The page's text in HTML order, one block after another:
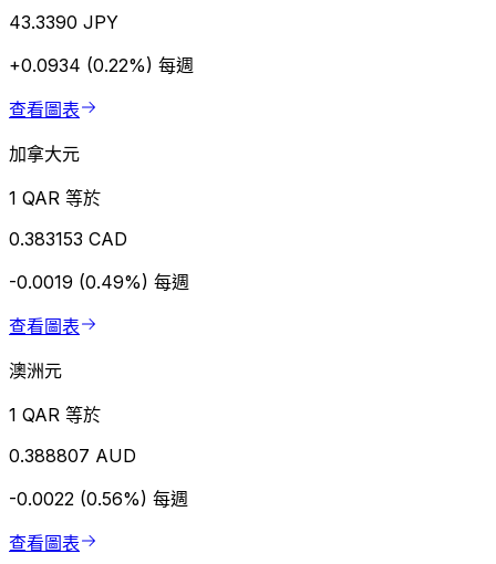
43.3390 JPY
+0.0934 (0.22%) 每週
查看圖表
加拿大元
1 QAR 等於
0.383153 CAD
-0.0019 (0.49%) 每週
查看圖表
澳洲元
1 QAR 等於
0.388807 AUD
-0.0022 (0.56%) 每週
查看圖表